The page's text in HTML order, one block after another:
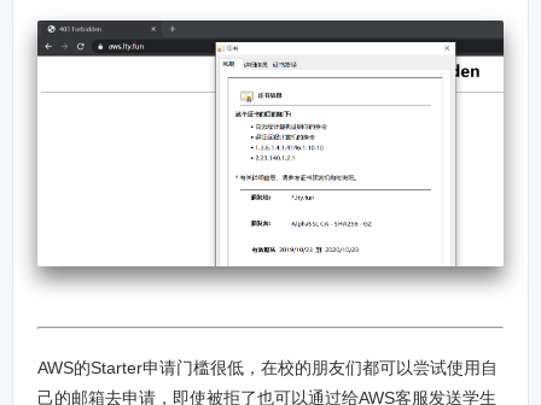
AWS的Starter申请门槛很低，在校的朋友们都可以尝试使用自
己的邮箱去申请，即使被拒了也可以通过给AWS客服发送学生